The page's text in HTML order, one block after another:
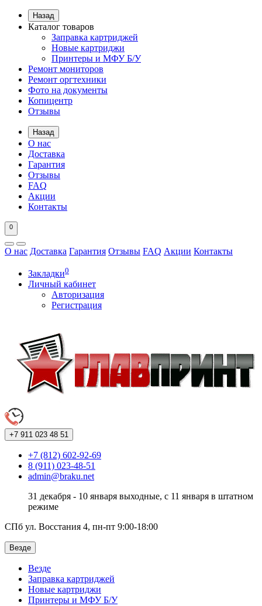
Назад
Каталог товаров
Заправка картриджей
Новые картриджи
Принтеры и МФУ Б/У
Ремонт мониторов
Ремонт оргтехники
Фото на документы
Копицентр
Отзывы
Назад
О нас
Доставка
Гарантия
Отзывы
FAQ
Акции
Контакты
0
О нас Доставка Гарантия Отзывы FAQ Акции Контакты
Закладки0
Личный кабинет
Авторизация
Регистрация
+7 911 023 48 51
+7 (812) 602-92-69
8 (911) 023-48-51
admin@braku.net
31 декабря - 10 января выходные, с 11 января в штатном
режиме
СПб ул. Восстания 4, пн-пт 9:00-18:00
Везде
Везде
Заправка картриджей
Новые картриджи
Принтеры и МФУ Б/У